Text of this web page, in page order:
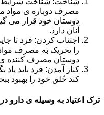
مصرف دوباره ی مواد
دوستان خود قرار می
آنان دارد.
اجتناب کردن: فرد تا
را تحریک به مصرف مواد
دوستان مصرف کننده ی
کنار آمدن: فرد باید یاد
کند خُلق خود را بهبود
ترک اعتیاد به وسیله ی دارو